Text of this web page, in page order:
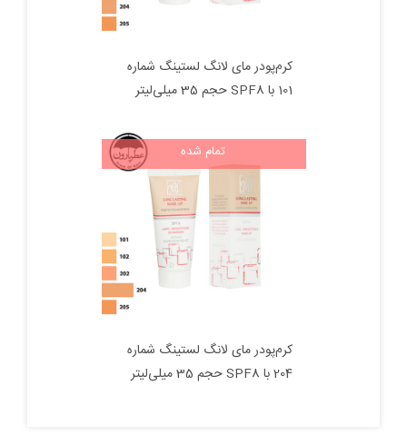
کرم‌پودر مای لانگ لستینگ شماره
101 با SPF8 حجم 35 میلی‌لیتر
تمام شده
کرم‌پودر مای لانگ لستینگ شماره
204 با SPF8 حجم 35 میلی‌لیتر